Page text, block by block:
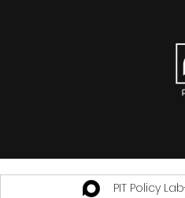
PIT Policy Lab